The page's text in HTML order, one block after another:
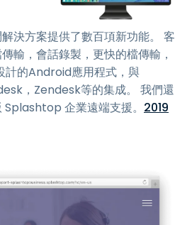
決方案提供了數百項新功能。 客
輸，會話錄製，更快的檔傳輸，
計的Android應用程式，與
，Zendesk等的集成。 我們還
企業遠端支援。 2019